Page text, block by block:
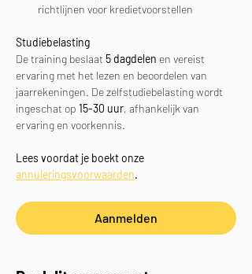
richtlijnen voor kredietvoorstellen
Studiebelasting
De training beslaat 5 dagdelen en vereist
ervaring met het lezen en beoordelen van
jaarrekeningen. De zelfstudiebelasting wordt
ingeschat op 15-30 uur, afhankelijk van
ervaring en voorkennis.
Lees voordat je boekt onze
annuleringsvoorwaarden.
Aanmelden